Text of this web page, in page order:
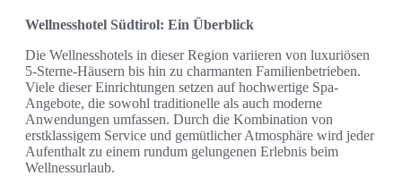
Wellnesshotel Südtirol: Ein Überblick
Die Wellnesshotels in dieser Region variieren von luxuriösen
5-Sterne-Häusern bis hin zu charmanten Familienbetrieben.
Viele dieser Einrichtungen setzen auf hochwertige Spa-
Angebote, die sowohl traditionelle als auch moderne
Anwendungen umfassen. Durch die Kombination von
erstklassigem Service und gemütlicher Atmosphäre wird jeder
Aufenthalt zu einem rundum gelungenen Erlebnis beim
Wellnessurlaub.